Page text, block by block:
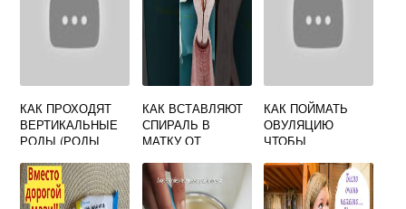
КАК ПРОХОДЯТ
ВЕРТИКАЛЬНЫЕ
РОДЫ (РОДЫ
НЕДОСТАТКИ И
ПРЕИМУЩЕСТВА.
КАК ВСТАВЛЯЮТ
СПИРАЛЬ В
МАТКУ ОТ
КАК ПОЙМАТЬ
ОВУЛЯЦИЮ
ЧТОБЫ